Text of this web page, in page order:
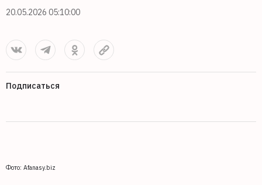
20.05.2026 05:10:00
Подписаться
Фото: Afanasy.biz